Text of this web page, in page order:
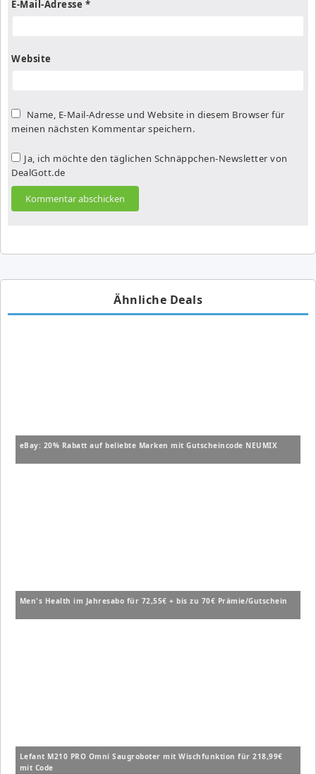
E-Mail-Adresse *
Website
Name, E-Mail-Adresse und Website in diesem Browser für
meinen nächsten Kommentar speichern.
Ja, ich möchte den täglichen Schnäppchen-Newsletter von
DealGott.de
Ähnliche Deals
eBay: 20% Rabatt auf beliebte Marken mit Gutscheincode NEUMIX
Men's Health im Jahresabo für 72,55€ + bis zu 70€ Prämie/Gutschein
Lefant M210 PRO Omni Saugroboter mit Wischfunktion für 218,99€
mit Code